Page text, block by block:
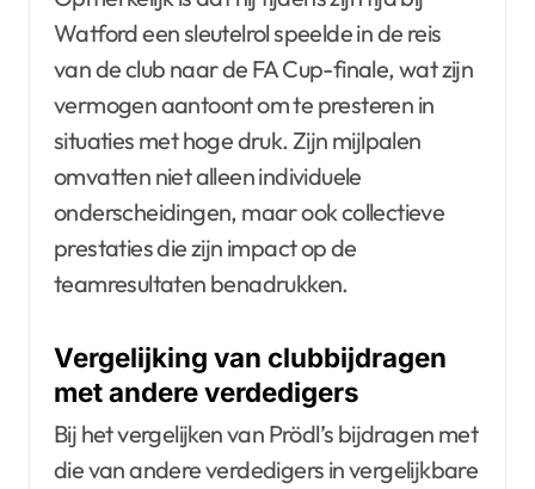
Watford een sleutelrol speelde in de reis
van de club naar de FA Cup-finale, wat zijn
vermogen aantoont om te presteren in
situaties met hoge druk. Zijn mijlpalen
omvatten niet alleen individuele
onderscheidingen, maar ook collectieve
prestaties die zijn impact op de
teamresultaten benadrukken.
Vergelijking van clubbijdragen
met andere verdedigers
Bij het vergelijken van Prödl’s bijdragen met
die van andere verdedigers in vergelijkbare